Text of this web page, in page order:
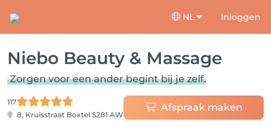
NL Inloggen
Niebo Beauty & Massage
Zorgen voor een ander begint bij je zelf.
117
8, Kruisstraat Boxtel 5281 AW
Afspraak maken